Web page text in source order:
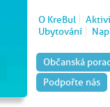
O KreBul
Ubytování
Občanská
Podpořte nás